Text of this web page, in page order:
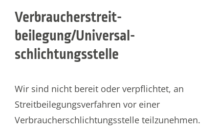
Verbraucher­streit­
beilegung/Universal­
schlichtungs­stelle
Wir sind nicht bereit oder verpflichtet, an
Streitbeilegungsverfahren vor einer
Verbraucherschlichtungsstelle teilzunehmen.